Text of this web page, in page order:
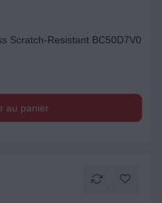
Scratch-Resistant BC50D7V0
au panier